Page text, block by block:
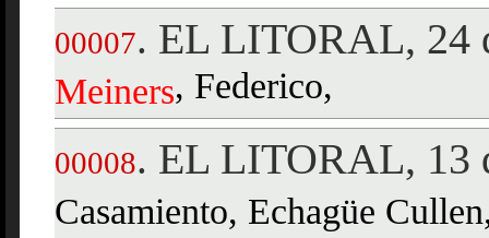
00007. EL LITORAL, 24
Meiners, Federico,
00008. EL LITORAL, 13
Casamiento, Echagüe